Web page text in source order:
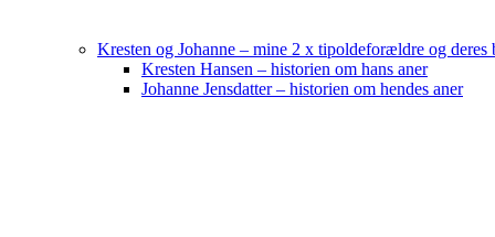
Kresten og Johanne – mine 2 x tipoldeforældre og deres
Kresten Hansen – historien om hans aner
Johanne Jensdatter – historien om hendes aner